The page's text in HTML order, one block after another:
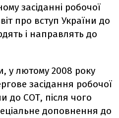
засіданні робочої
про вступ України до
і направлять до
у лютому 2008 року
засідання робочої
до СОТ, після чого
доповнення до